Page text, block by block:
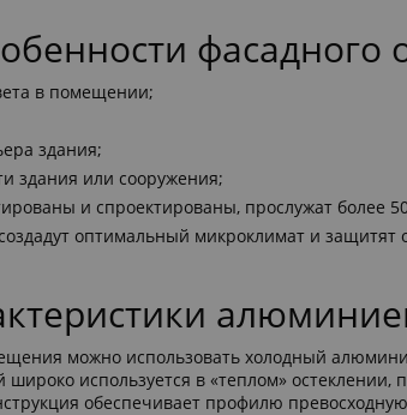
фасадного
в помещении;
здания;
здания или сооружения;
и спроектированы, прослужат более
оптимальный микроклимат и
можно использовать холодный
используется в «теплом»
обеспечивает профилю